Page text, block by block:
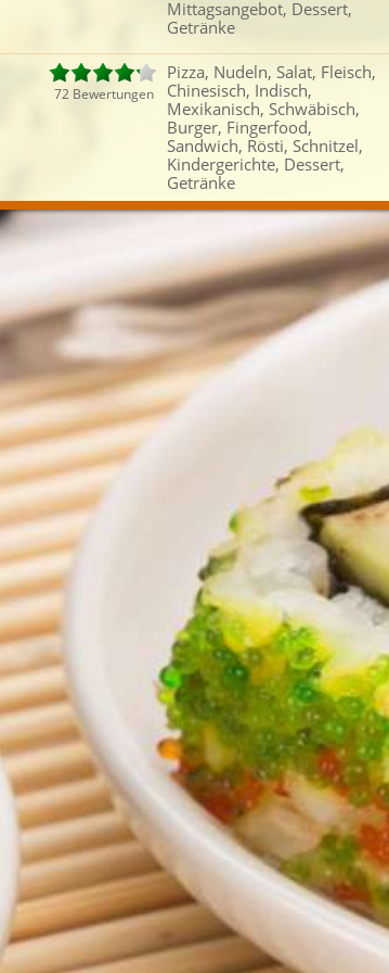
Griechisch
Indisch
Fingerfood
Liefertermin:
für um
Mittagsangebot, Dessert,
Getränke
72 Bewertungen
Pizza, Nudeln, Salat, Fleisch,
Chinesisch, Indisch,
Mexikanisch, Schwäbisch,
Burger, Fingerfood,
Sandwich, Rösti, Schnitzel,
Kindergerichte, Dessert,
Getränke